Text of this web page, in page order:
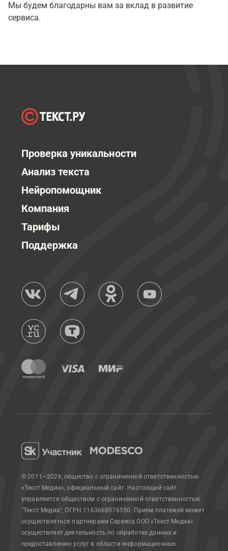
Мы будем благодарны вам за вклад в развитие
сервиса.
Проверка уникальности
Анализ текста
Нейропомощник
Компания
Тарифы
Поддержка
© 2011—2026, общество с ограниченной ответственностью
«Текст Медиа», официальный сайт. Настоящий сайт
управляется обществом с ограниченной ответственностью
"Текст Медиа", ОГРН 1163668076550. Прием платежей может
осуществляться партнерами Сервиса.ООО «Текст Медиа»
осуществляет деятельность по обработке данных и
предоставлению услуг в области информационных